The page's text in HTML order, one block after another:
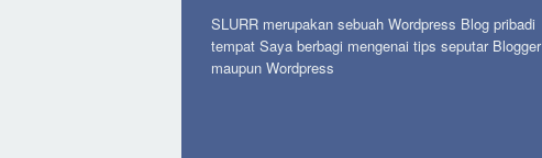
SLURR merupakan sebuah Wordpress Blog pribadi
tempat Saya berbagi mengenai tips seputar Blogger
maupun Wordpress